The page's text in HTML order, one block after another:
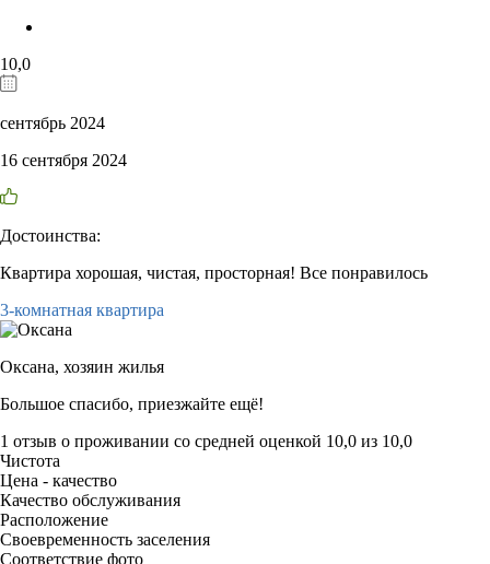
10,0
сентябрь 2024
16 сентября 2024
Достоинства:
Квартира хорошая, чистая, просторная! Все понравилось
3-комнатная квартира
Оксана, хозяин жилья
Большое спасибо, приезжайте ещё!
1 отзыв о проживании со средней оценкой 10,0 из 10,0
Чистота
Цена - качество
Качество обслуживания
Расположение
Своевременность заселения
Соответствие фото